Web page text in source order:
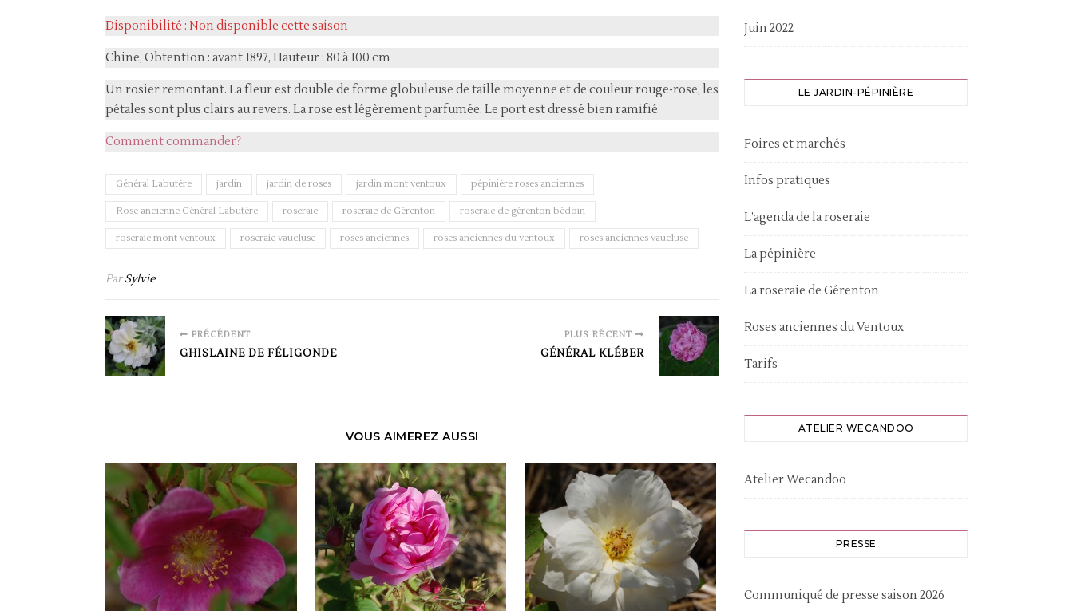
Disponibilité : Non disponible cette saison
Chine, Obtention : avant 1897, Hauteur : 80 à 100 cm
Un rosier remontant. La fleur est double de forme globuleuse de taille moyenne et de couleur rouge-rose, les
pétales sont plus clairs au revers. La rose est légèrement parfumée. Le port est dressé bien ramifié.
Comment commander?
Général Labutère jardin jardin de roses jardin mont ventoux pépinière roses anciennes
Rose ancienne Général Labutère roseraie roseraie de Gérenton roseraie de gérenton bédoin
roseraie mont ventoux roseraie vaucluse roses anciennes roses anciennes du ventoux roses anciennes vaucluse
ParSylvie
PRÉCÉDENT
GHISLAINE DE FÉLIGONDE
PLUS RÉCENT
GÉNÉRAL KLÉBER
VOUS AIMEREZ AUSSI
Juin 2022
LE JARDIN-PÉPINIÈRE
Foires et marchés
Infos pratiques
L’agenda de la roseraie
La pépinière
La roseraie de Gérenton
Roses anciennes du Ventoux
Tarifs
ATELIER WECANDOO
Atelier Wecandoo
PRESSE
Communiqué de presse saison 2026